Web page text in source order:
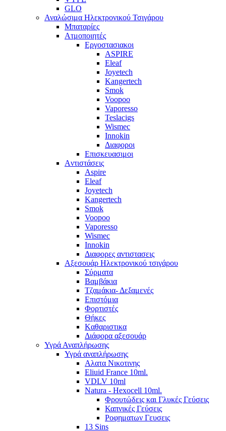
GLO
Αναλώσιμα Ηλεκτρονικού Τσιγάρου
Μπαταρίες
Ατμοποιητές
Εργοστασιακοι
ΑSPIRE
Eleaf
Joyetech
Kangertech
Smok
Voopoo
Vaporesso
Teslacigs
Wismec
Innokin
Διαφοροι
Επισκευασιμοι
Aντιστάσεις
Aspire
Eleaf
Joyetech
Kangertech
Smok
Voopoo
Vaporesso
Wismec
Ιnnokin
Διαφορες αντιστασεις
Αξεσουάρ Ηλεκτρονικού τσιγάρου
Σύρματα
Βαμβάκια
Τζαμάκια- Δεξαμενές
Επιστόμια
Φορτιστές
Θήκες
Kαθαριστικα
Διάφορα αξεσουάρ
Υγρά Αναπλήρωσης
Υγρά αναπλήρωσης
Aλατα Νικοτινης
Eliuid France 10ml.
VDLV 10ml
Natura - Hexocell 10ml.
Φρουτώδεις και Γλυκές Γεύσεις
Καπνικές Γεύσεις
Ροφηματων Γευσεις
13 Sins